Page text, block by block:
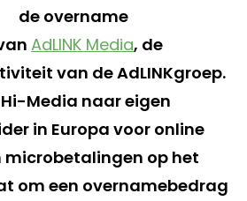
de overname
AdLINK Media, de
van de AdLINKgroep.
Media naar eigen
in Europa voor online
microbetalingen op het
om een overnamebedrag